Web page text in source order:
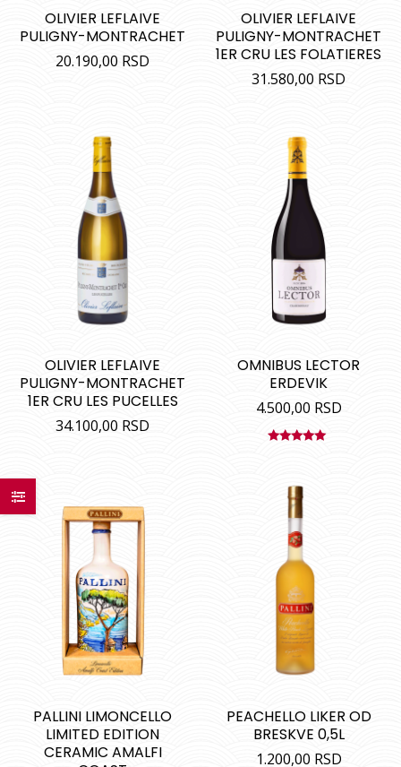
OLIVIER LEFLAIVE
PULIGNY-MONTRACHET
20.190,00 RSD
OLIVIER LEFLAIVE
PULIGNY-MONTRACHET
1ER CRU LES FOLATIERES
31.580,00 RSD
OLIVIER LEFLAIVE
PULIGNY-MONTRACHET
1ER CRU LES PUCELLES
34.100,00 RSD
OMNIBUS LECTOR
ERDEVIK
4.500,00 RSD
PALLINI LIMONCELLO
LIMITED EDITION
CERAMIC AMALFI
PEACHELLO LIKER OD
BRESKVE 0,5L
1.200,00 RSD